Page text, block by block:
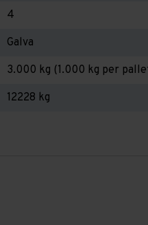
4
Galva
3.000 kg (1.000 kg per
12228 kg